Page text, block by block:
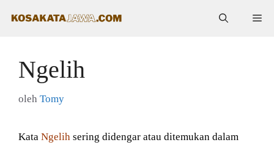
Ngelih
oleh Tomy
Kata Ngelih sering didengar atau ditemukan dalam